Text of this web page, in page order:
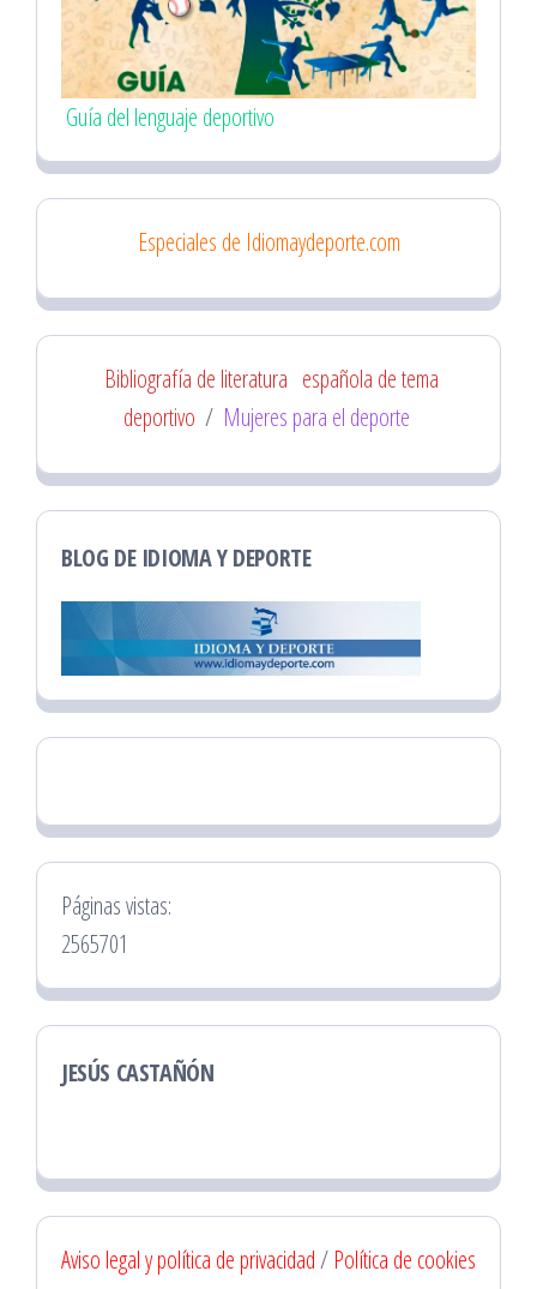
Guía del lenguaje deportivo
Especiales de Idiomaydeporte.com
Bibliografía de literatura española de tema
deportivo / Mujeres para el deporte
BLOG DE IDIOMA Y DEPORTE
Páginas vistas:
2565701
JESÚS CASTAÑÓN
Aviso legal y política de privacidad/ Política de cookies